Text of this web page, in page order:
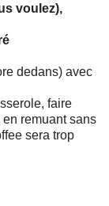
voulez),
dedans) avec
faire
remuant sans
sera trop